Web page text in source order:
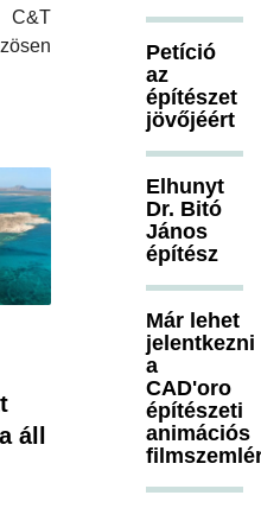
C&T
áll
Petíció
az
építészet
jövőjéért
Elhunyt
Dr. Bitó
János
építész
Már lehet
jelentkezni
a
CAD'oro
építészeti
animációs